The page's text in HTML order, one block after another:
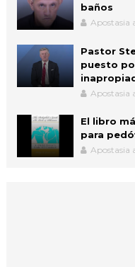
baños
Apostasia
Pastor
puesto
Apostasia
El libro
para
Apostasia